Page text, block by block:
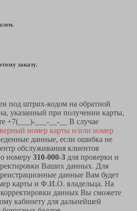
заказу.
под штрих-кодом на обратной
указанный при получении карты,
+7(___)-___-__-__ В случае
номер карты и/или номер
данные, если ошибка не
обслуживания клиентов
номеру 310-000-3 для проверки и
Ваших данных. Для
данные Вам будет
карты и Ф.И.О. владельца. На
данных Вы сможете
кабинету для дальнейшей